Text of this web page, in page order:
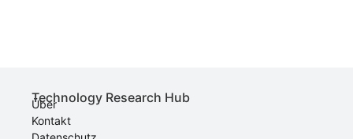
Technology Research Hub
Über
Kontakt